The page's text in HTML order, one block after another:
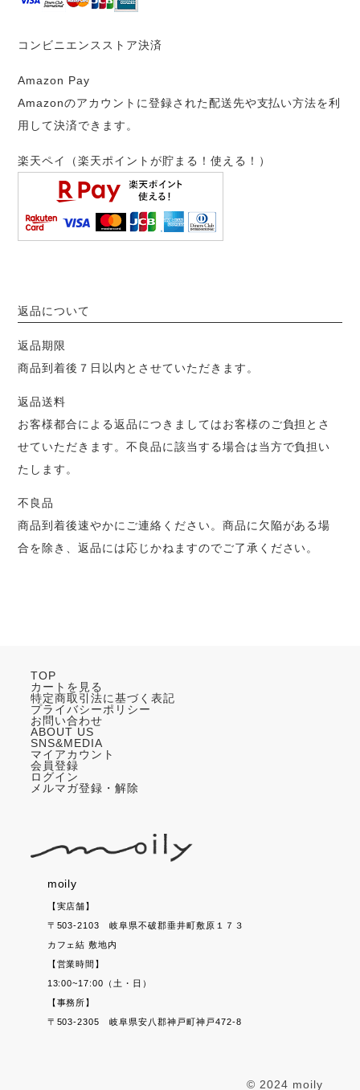
コンビニエンスストア決済
Amazon Pay
Amazonのアカウントに登録された配送先や支払い方法を利
用して決済できます。
楽天ペイ（楽天ポイントが貯まる！使える！）
返品について
返品期限
商品到着後７日以内とさせていただきます。
返品送料
お客様都合による返品につきましてはお客様のご負担とさ
せていただきます。不良品に該当する場合は当方で負担い
たします。
不良品
商品到着後速やかにご連絡ください。商品に欠陥がある場
合を除き、返品には応じかねますのでご了承ください。
TOP
カートを見る
特定商取引法に基づく表記
プライバシーポリシー
お問い合わせ
ABOUT US
SNS&MEDIA
マイアカウント
会員登録
ログイン
メルマガ登録・解除
moily
【実店舗】
〒503-2103岐阜県不破郡垂井町敷原１７３
カフェ結 敷地内
【営業時間】
13:00~17:00（土・日）
【事務所】
〒503-2305岐阜県安八郡神戸町神戸472-8
©️ 2024 moily